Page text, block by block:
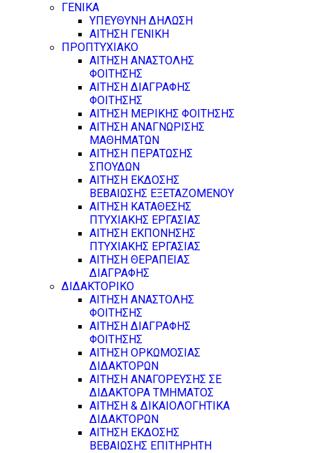
ΓΕΝΙΚΑ
ΥΠΕΥΘΥΝΗ ΔΗΛΩΣΗ
ΑΙΤΗΣΗ ΓΕΝΙΚΗ
ΠΡΟΠΤΥΧΙΑΚΟ
ΑΙΤΗΣΗ ΑΝΑΣΤΟΛΗΣ
ΦΟΙΤΗΣΗΣ
ΑΙΤΗΣΗ ΔΙΑΓΡΑΦΗΣ
ΦΟΙΤΗΣΗΣ
ΑΙΤΗΣΗ ΜΕΡΙΚΗΣ ΦΟΙΤΗΣΗΣ
ΑΙΤΗΣΗ ΑΝΑΓΝΩΡΙΣΗΣ
ΜΑΘΗΜΑΤΩΝ
ΑΙΤΗΣΗ ΠΕΡΑΤΩΣΗΣ
ΣΠΟΥΔΩΝ
ΑΙΤΗΣΗ ΕΚΔΟΣΗΣ
ΒΕΒΑΙΩΣΗΣ ΕΞΕΤΑΖΟΜΕΝΟΥ
ΑΙΤΗΣΗ ΚΑΤΑΘΕΣΗΣ
ΠΤΥΧΙΑΚΗΣ ΕΡΓΑΣΙΑΣ
ΑΙΤΗΣΗ ΕΚΠΟΝΗΣΗΣ
ΠΤΥΧΙΑΚΗΣ ΕΡΓΑΣΙΑΣ
ΑΙΤΗΣΗ ΘΕΡΑΠΕΙΑΣ
ΔΙΑΓΡΑΦΗΣ
ΔΙΔΑΚΤΟΡΙΚΟ
ΑΙΤΗΣΗ ΑΝΑΣΤΟΛΗΣ
ΦΟΙΤΗΣΗΣ
ΑΙΤΗΣΗ ΔΙΑΓΡΑΦΗΣ
ΦΟΙΤΗΣΗΣ
ΑΙΤΗΣΗ ΟΡΚΩΜΟΣΙΑΣ
ΔΙΔΑΚΤΟΡΩΝ
ΑΙΤΗΣΗ ΑΝΑΓΟΡΕΥΣΗΣ ΣΕ
ΔΙΔΑΚΤΟΡΑ ΤΜΗΜΑΤΟΣ
ΑΙΤΗΣΗ & ΔΙΚΑΙΟΛΟΓΗΤΙΚΑ
ΔΙΔΑΚΤΟΡΩΝ
ΑΙΤΗΣΗ ΕΚΔΟΣΗΣ
ΒΕΒΑΙΩΣΗΣ ΕΠΙΤΗΡΗΤΗ